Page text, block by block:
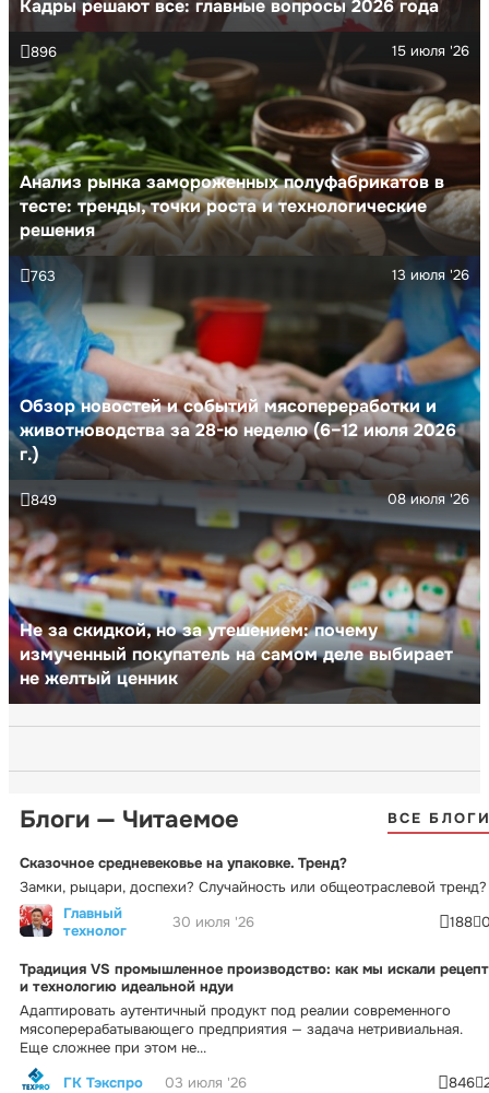
Кадры решают все: главные вопросы 2026 года
Анализ рынка замороженных полуфабрикатов в
тесте: тренды, точки роста и технологические
решения
15 июля '26
896
Обзор новостей и событий мясопереработки и
животноводства за 28-ю неделю (6–12 июля 2026
г.)
13 июля '26
763
Не за скидкой, но за утешением: почему
измученный покупатель на самом деле выбирает
не желтый ценник
08 июля '26
849
Блоги — Читаемое ВСЕ
Сказочное средневековье на упаковке. Тренд?
Замки, рыцари, доспехи? Случайность или общеотраслевой тренд?
Главный
технолог
30 июля '26 188
Традиция VS промышленное производство: как мы искали рецепт
и технологию идеальной ндуи
Адаптировать аутентичный продукт под реалии современного
мясоперерабатывающего предприятия — задача нетривиальная.
Еще сложнее при этом не...
ГК Тэкспро
03 июля '26 846